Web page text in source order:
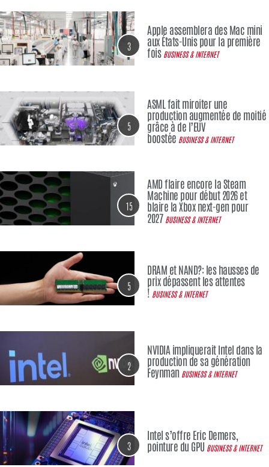
3
Apple assemblera des Mac mini
aux États-Unis pour la première
fois BUSINESS & INTERNET
5
ASML fait miroiter une
production augmentée de moitié
grâce à de l’EUV
boostée BUSINESS & INTERNET
15
AMD flaire encore la Steam
Machine pour début 2026 et
blaire la Xbox next-gen pour
2027 BUSINESS & INTERNET
5
DRAM et NAND?: les hausses de
prix dépassent les attentes
! BUSINESS & INTERNET
2
NVIDIA impliquerait Intel dans la
production de sa génération
Feynman BUSINESS & INTERNET
3
Intel s’offre Eric Demers,
pointure du GPU BUSINESS & INTERNET